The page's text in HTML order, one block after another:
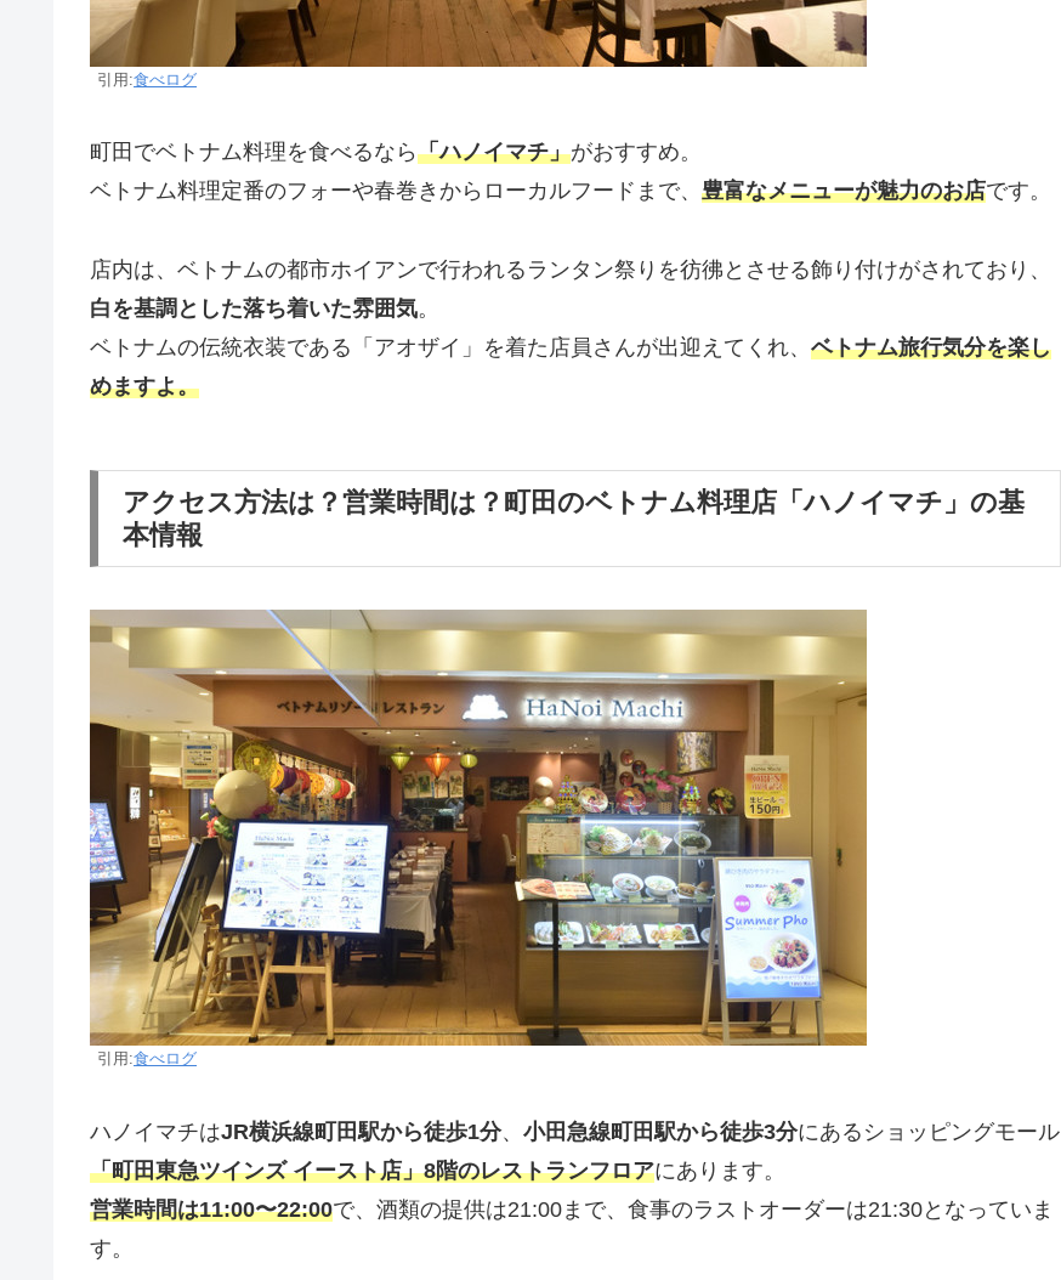
引用:食べログ
町田でベトナム料理を食べるなら「ハノイマチ」がおすすめ。
ベトナム料理定番のフォーや春巻きからローカルフードまで、 豊富なメニューが魅力のお店です。
店内は、ベトナムの都市ホイアンで行われるランタン祭りを彷彿とさせる飾り付けがされており、
白を基調とした落ち着いた雰囲気。
ベトナムの伝統衣装である「アオザイ」を着た店員さんが出迎えてくれ、 ベトナム旅行気分を楽し
めますよ。
アクセス方法は？営業時間は？町田のベトナム料理店「ハノイマチ」の基
本情報
引用:食べログ
ハノイマチはJR横浜線町田駅から徒歩1分、 小田急線町田駅から徒歩3分にあるショッピングモール
「町田東急ツインズ イースト店」8階のレストランフロアにあります。
営業時間は11:00〜22:00で、酒類の提供は21:00まで、食事のラストオーダーは21:30となっていま
す。